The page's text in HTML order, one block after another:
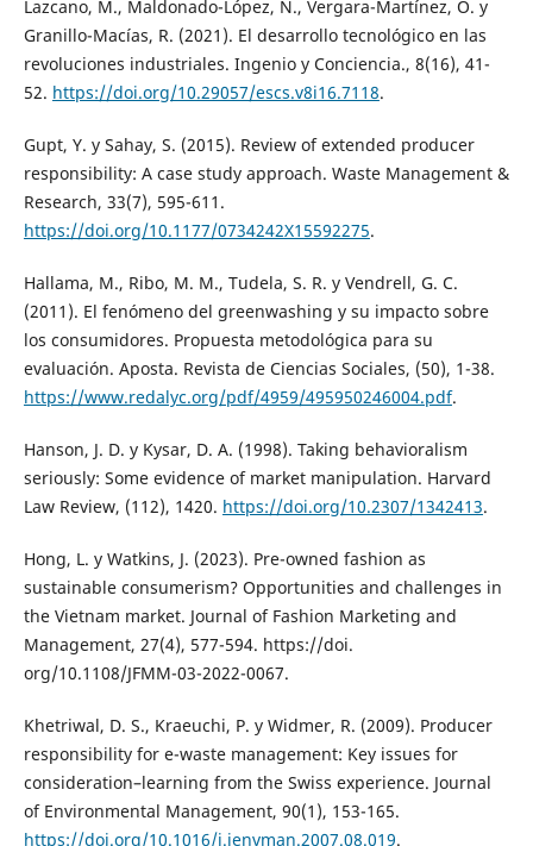
Lazcano, M., Maldonado-López, N., Vergara-Martínez, O. y
Granillo-Macías, R. (2021). El desarrollo tecnológico en las
revoluciones industriales. Ingenio y Conciencia., 8(16), 41-
52. https://doi.org/10.29057/escs.v8i16.7118.
Gupt, Y. y Sahay, S. (2015). Review of extended producer
responsibility: A case study approach. Waste Management &
Research, 33(7), 595-611.
https://doi.org/10.1177/0734242X15592275.
Hallama, M., Ribo, M. M., Tudela, S. R. y Vendrell, G. C.
(2011). El fenómeno del greenwashing y su impacto sobre
los consumidores. Propuesta metodológica para su
evaluación. Aposta. Revista de Ciencias Sociales, (50), 1-38.
https://www.redalyc.org/pdf/4959/495950246004.pdf.
Hanson, J. D. y Kysar, D. A. (1998). Taking behavioralism
seriously: Some evidence of market manipulation. Harvard
Law Review, (112), 1420. https://doi.org/10.2307/1342413.
Hong, L. y Watkins, J. (2023). Pre-owned fashion as
sustainable consumerism? Opportunities and challenges in
the Vietnam market. Journal of Fashion Marketing and
Management, 27(4), 577-594. https://doi.
org/10.1108/JFMM-03-2022-0067.
Khetriwal, D. S., Kraeuchi, P. y Widmer, R. (2009). Producer
responsibility for e-waste management: Key issues for
consideration–learning from the Swiss experience. Journal
of Environmental Management, 90(1), 153-165.
https://doi.org/10.1016/j.jenvman.2007.08.019.